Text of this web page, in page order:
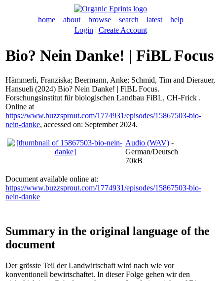
home about browse search latest
help
Login | Create Account
Bio? Nein Danke! | FiBL Focus
Hämmerli, Franziska; Beermann, Anke; Schmid, Tim and Dierauer,
Hansueli (2024) Bio? Nein Danke! | FiBL Focus.
Forschungsinstitut für biologischen Landbau FiBL, CH-Frick .
Online at
https://www.buzzsprout.com/1774931/episodes/15867503-bio-
nein-danke, accessed on: September 2024.
Audio (WAV) -
German/Deutsch
70kB
Document available online at:
https://www.buzzsprout.com/1774931/episodes/15867503-bio-
nein-danke
Summary in the original language of the
document
Der grösste Teil der Landwirtschaft wird nach wie vor
konventionell bewirtschaftet. In dieser Folge gehen wir den